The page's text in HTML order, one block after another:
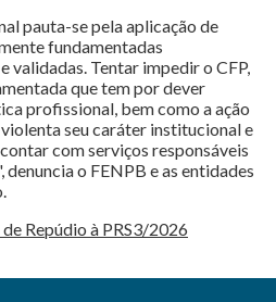
pauta-se pela aplicação de
fundamentadas
validadas. Tentar impedir o CFP,
que tem por dever
profissional, bem como a ação
seu caráter institucional e
com serviços responsáveis
o FENPB e as entidades
Repúdio à PRS3/2026